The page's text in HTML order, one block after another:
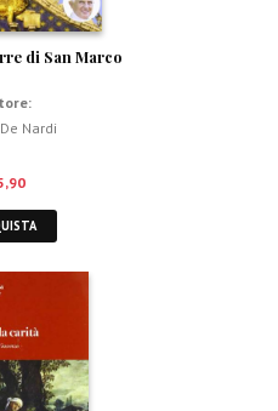
di San Marco
Nardi